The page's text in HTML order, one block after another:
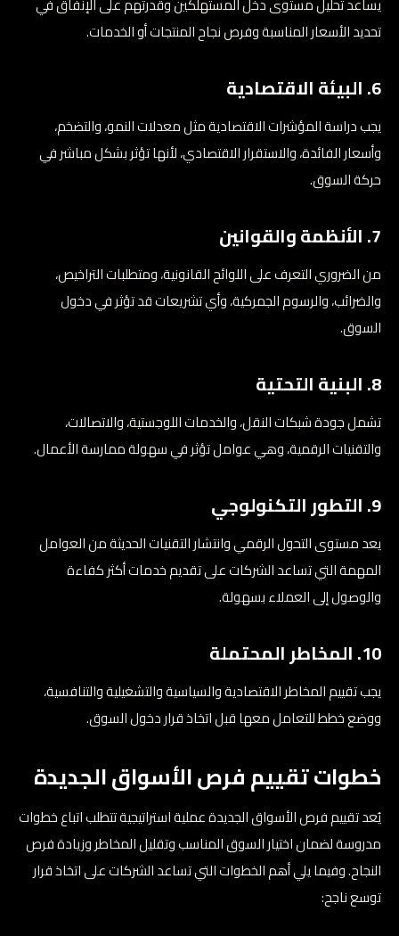
تحديد الأسعار المناسبة وفرص نجاح المنتجات أو الخدمات.
6. البيئة الاقتصادية
يجب دراسة المؤشرات الاقتصادية مثل معدلات النمو، والتضخم،
وأسعار الفائدة، والاستقرار الاقتصادي، لأنها تؤثر بشكل مباشر في
حركة السوق.
7. الأنظمة والقوانين
من الضروري التعرف على اللوائح القانونية، ومتطلبات التراخيص،
والضرائب، والرسوم الجمركية، وأي تشريعات قد تؤثر في دخول
السوق.
8. البنية التحتية
تشمل جودة شبكات النقل، والخدمات اللوجستية، والاتصالات،
والتقنيات الرقمية، وهي عوامل تؤثر في سهولة ممارسة الأعمال.
9. التطور التكنولوجي
يعد مستوى التحول الرقمي وانتشار التقنيات الحديثة من العوامل
المهمة التي تساعد الشركات على تقديم خدمات أكثر كفاءة
والوصول إلى العملاء بسهولة.
10. المخاطر المحتملة
يجب تقييم المخاطر الاقتصادية والسياسية والتشغيلية والتنافسية،
ووضع خطط للتعامل معها قبل اتخاذ قرار دخول السوق.
خطوات تقييم فرص الأسواق الجديدة
يُعد تقييم فرص الأسواق الجديدة عملية استراتيجية تتطلب اتباع خطوات
مدروسة لضمان اختيار السوق المناسب وتقليل المخاطر وزيادة فرص
النجاح. وفيما يلي أهم الخطوات التي تساعد الشركات على اتخاذ قرار
توسع ناجح: